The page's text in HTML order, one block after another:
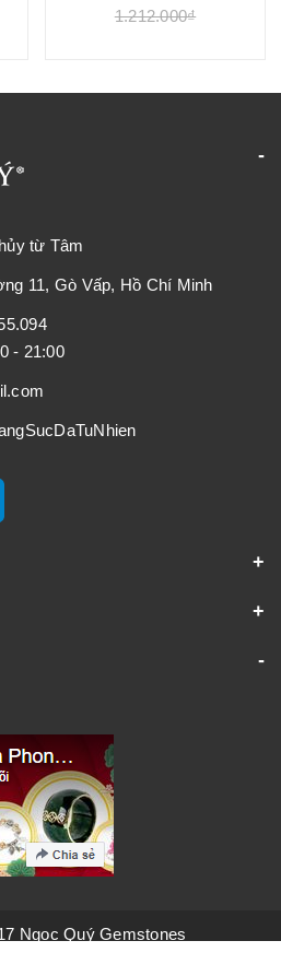
1.212.000₫
từ Tâm
11, Gò Vấp, Hồ Chí Minh
- 21:00
Ngọc Quý Gemstones